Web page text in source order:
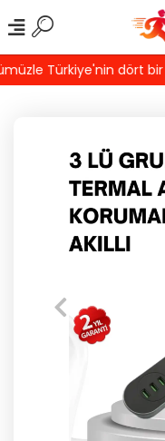
Türkiye'nin dört bir